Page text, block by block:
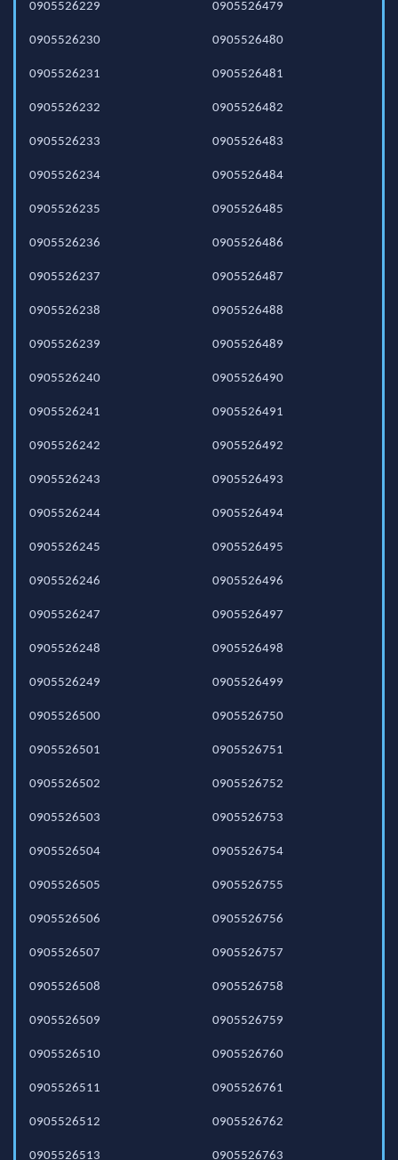
0905526229
0905526230
0905526231
0905526232
0905526233
0905526234
0905526235
0905526236
0905526237
0905526238
0905526239
0905526240
0905526241
0905526242
0905526243
0905526244
0905526245
0905526246
0905526247
0905526248
0905526249
0905526479
0905526480
0905526481
0905526482
0905526483
0905526484
0905526485
0905526486
0905526487
0905526488
0905526489
0905526490
0905526491
0905526492
0905526493
0905526494
0905526495
0905526496
0905526497
0905526498
0905526499
0905526500
0905526501
0905526502
0905526503
0905526504
0905526505
0905526506
0905526507
0905526508
0905526509
0905526510
0905526511
0905526512
0905526513
0905526750
0905526751
0905526752
0905526753
0905526754
0905526755
0905526756
0905526757
0905526758
0905526759
0905526760
0905526761
0905526762
0905526763